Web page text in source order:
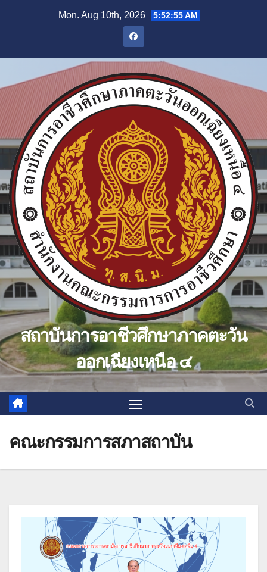
Mon. Aug 10th, 2026 5:52:56 AM
สถาบันการอาชีวศึกษาภาคตะวัน
ออกเฉียงเหนือ ๔
คณะกรรมการสภาสถาบัน